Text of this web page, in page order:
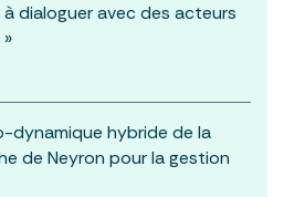
dialoguer avec des acteurs
dynamique hybride de la
de Neyron pour la gestion